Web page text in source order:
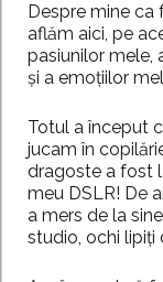
Despre mine ca
aflăm aici, pe
pasiunilor mele,
și a emoțiilor
Totul a început
jucam în
dragoste a fost
meu DSLR! De
a mers de la
studio, ochi lipiți